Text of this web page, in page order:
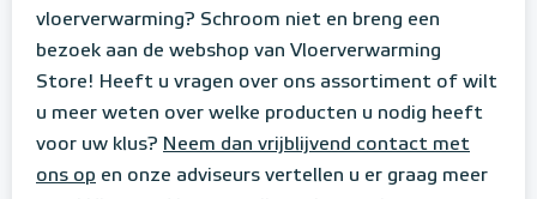
vloerverwarming? Schroom niet en breng een
bezoek aan de webshop van Vloerverwarming
Store! Heeft u vragen over ons assortiment of wilt
u meer weten over welke producten u nodig heeft
voor uw klus? Neem dan vrijblijvend contact met
ons op en onze adviseurs vertellen u er graag meer